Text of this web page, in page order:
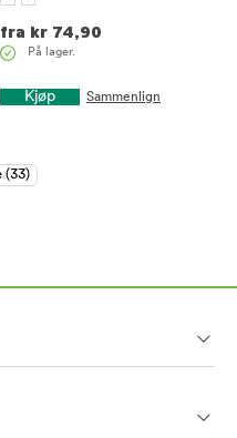
fra kr 74,90
På lager.
Kjøp Sammenlign